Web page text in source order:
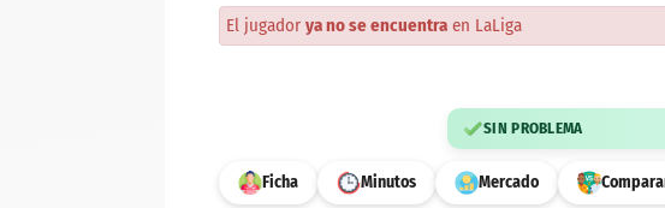
El jugador ya no se encuentra en LaLiga
SIN PROBLEMA
Ficha Minutos Mercado